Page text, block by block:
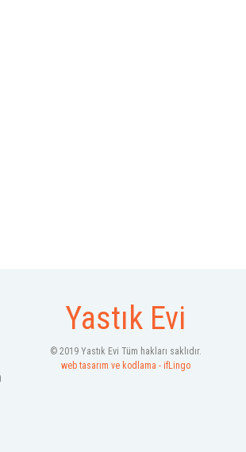
Yastık Evi
© 2019 Yastık Evi Tüm hakları saklıdır.
web tasarım ve kodlama - ifLingo